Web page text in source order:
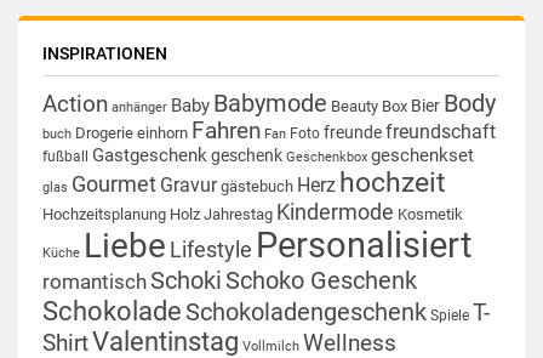
INSPIRATIONEN
Action anhänger Baby Babymode Beauty Box Bier Body
buch Drogerie einhorn Fahren Fan Foto freundefreundschaft
fußball Gastgeschenkgeschenk Geschenkbox geschenkset
glas Gourmet Gravur gästebuch Herz hochzeit
Hochzeitsplanung Holz Jahrestag Kindermode Kosmetik
Küche Liebe Lifestyle Personalisiert
romantisch Schoki Schoko Geschenk
Schokolade Schokoladengeschenk Spiele T-
ShirtValentinstag Vollmilch Wellness